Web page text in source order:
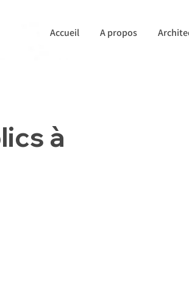
A propos
Accueil
à